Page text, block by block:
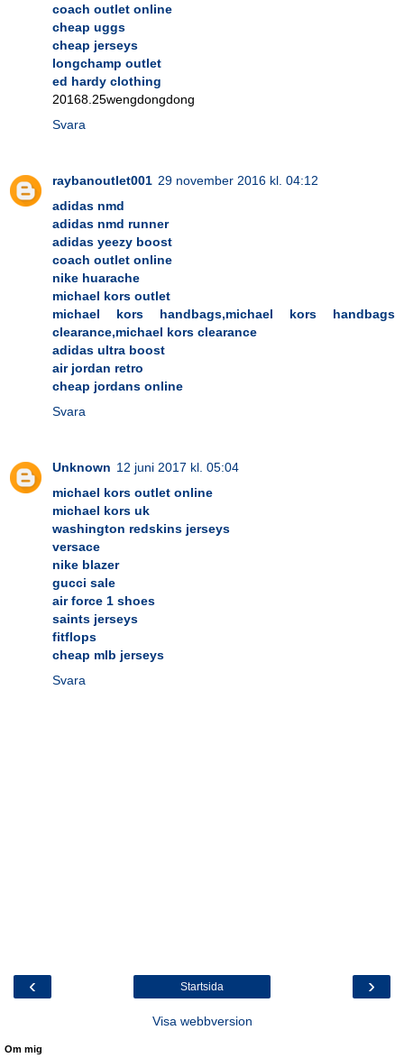
coach outlet online
cheap uggs
cheap jerseys
longchamp outlet
ed hardy clothing
20168.25wengdongdong
Svara
raybanoutlet001 29 november 2016 kl. 04:12
adidas nmd
adidas nmd runner
adidas yeezy boost
coach outlet online
nike huarache
michael kors outlet
michael kors handbags,michael kors handbags
clearance,michael kors clearance
adidas ultra boost
air jordan retro
cheap jordans online
Svara
Unknown 12 juni 2017 kl. 05:04
michael kors outlet online
michael kors uk
washington redskins jerseys
versace
nike blazer
gucci sale
air force 1 shoes
saints jerseys
fitflops
cheap mlb jerseys
Svara
‹ ›
Startsida
Visa webbversion
Om mig